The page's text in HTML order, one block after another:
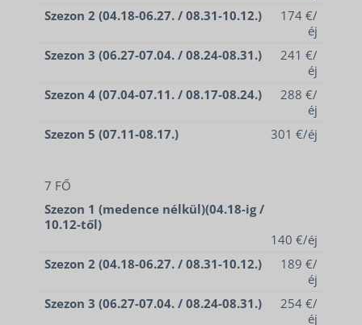
Szezon 2 (04.18-06.27. / 08.31-10.12.)
174 €/
éj
Szezon 3 (06.27-07.04. / 08.24-08.31.)
241 €/
éj
Szezon 4 (07.04-07.11. / 08.17-08.24.)
288 €/
éj
Szezon 5 (07.11-08.17.)
301 €/éj
7 FŐ
Szezon 1 (medence nélkül)(04.18-ig /
10.12-től)
140 €/éj
Szezon 2 (04.18-06.27. / 08.31-10.12.)
189 €/
éj
Szezon 3 (06.27-07.04. / 08.24-08.31.)
254 €/
éj